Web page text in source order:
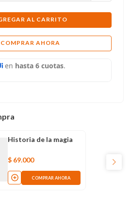
AL CARRITO
COMPRAR AHORA
Historia de la magia
$ 69.000
COMPRAR AHORA